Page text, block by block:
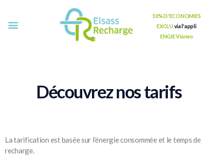
10% D'ECONOMIES
EXCLUvia l'appli
ENGIE Vianeo
Découvrez nos tarifs
La tarification est basée sur l’énergie consommée et le temps de
recharge.